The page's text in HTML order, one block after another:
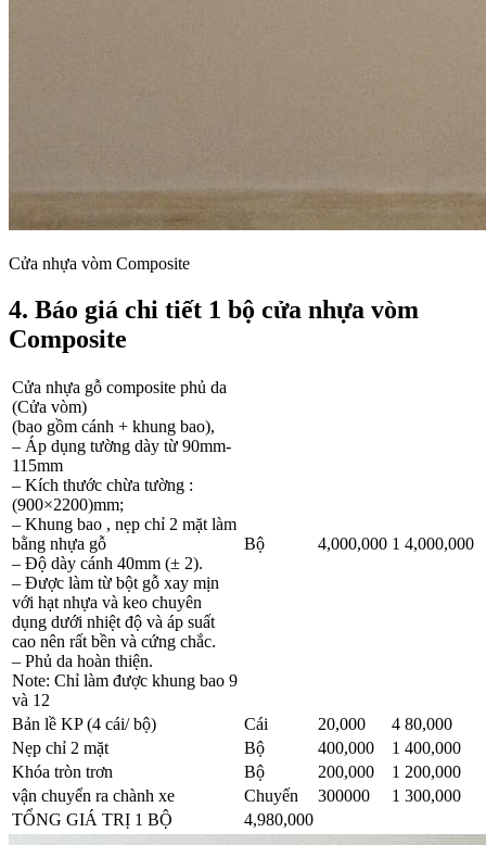
Cửa nhựa vòm Composite
4. Báo giá chi tiết 1 bộ cửa nhựa vòm
Composite​
Cửa nhựa gỗ composite phủ da
(Cửa vòm)
(bao gồm cánh + khung bao),
– Áp dụng tường dày từ 90mm-
115mm
– Kích thước chừa tường :
(900×2200)mm;
– Khung bao , nẹp chỉ 2 mặt làm
bằng nhựa gỗ
– Độ dày cánh 40mm (± 2).
– Được làm từ bột gỗ xay mịn
với hạt nhựa và keo chuyên
dụng dưới nhiệt độ và áp suất
cao nên rất bền và cứng chắc.
– Phủ da hoàn thiện.
Note: Chỉ làm được khung bao 9
và 12
Bộ 4,000,000 1 4,000,000
Bản lề KP (4 cái/ bộ) Cái 20,000 4 80,000
Nẹp chỉ 2 mặt
Bộ 400,000 1 400,000
Khóa tròn trơn
Bộ 200,000 1 200,000
vận chuyển ra chành xe
Chuyến 300000 1 300,000
TỔNG GIÁ TRỊ 1 BỘ
4,980,000